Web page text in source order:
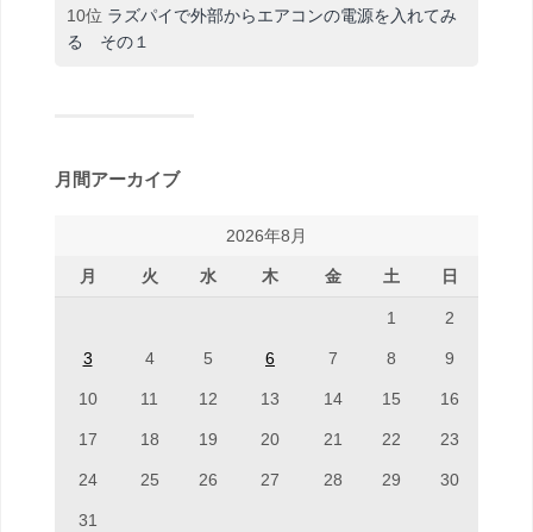
10位 ラズパイで外部からエアコンの電源を入れてみ
る その１
月間アーカイブ
2026年8月
月 火 水 木 金 土 日
1 2
3 4 5 6 7 8 9
10 11 12 13 14 15 16
17 18 19 20 21 22 23
24 25 26 27 28 29 30
31